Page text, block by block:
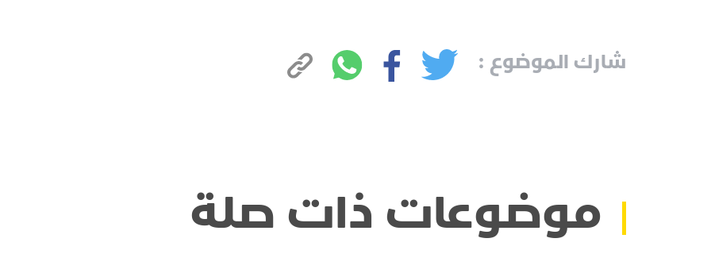
شارك الموضوع :
موضوعات ذات صلة